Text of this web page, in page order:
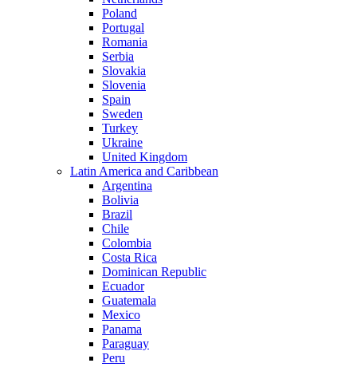
Poland
Portugal
Romania
Serbia
Slovakia
Slovenia
Spain
Sweden
Turkey
Ukraine
United Kingdom
Latin America and Caribbean
Argentina
Bolivia
Brazil
Chile
Colombia
Costa Rica
Dominican Republic
Ecuador
Guatemala
Mexico
Panama
Paraguay
Peru